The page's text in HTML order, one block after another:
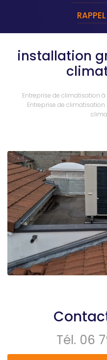
installation
Entreprise de climatisation
Entreprise de climatisation
Tél. 06